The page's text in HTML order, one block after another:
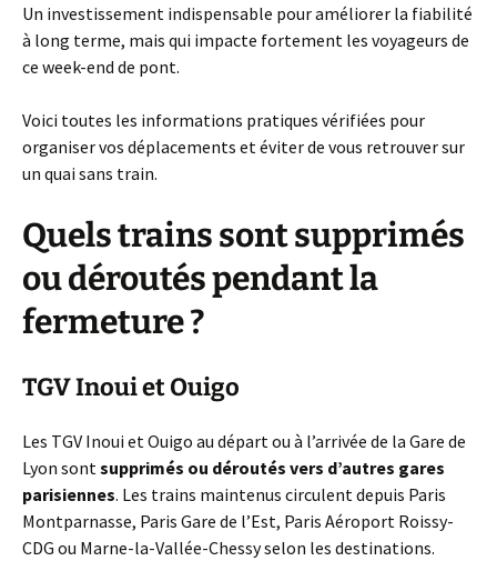
Un investissement indispensable pour améliorer la fiabilité
à long terme, mais qui impacte fortement les voyageurs de
ce week-end de pont.
Voici toutes les informations pratiques vérifiées pour
organiser vos déplacements et éviter de vous retrouver sur
un quai sans train.
Quels trains sont supprimés
ou déroutés pendant la
fermeture ?
TGV Inoui et Ouigo
Les TGV Inoui et Ouigo au départ ou à l’arrivée de la Gare de
Lyon sontsupprimés ou déroutés vers d’autres gares
parisiennes. Les trains maintenus circulent depuis Paris
Montparnasse, Paris Gare de l’Est, Paris Aéroport Roissy-
CDG ou Marne-la-Vallée-Chessy selon les destinations.